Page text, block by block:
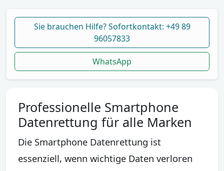
Sie brauchen Hilfe? Sofortkontakt: +49 89
96057833
WhatsApp
Professionelle Smartphone
Datenrettung für alle Marken
Die Smartphone Datenrettung ist
essenziell, wenn wichtige Daten verloren